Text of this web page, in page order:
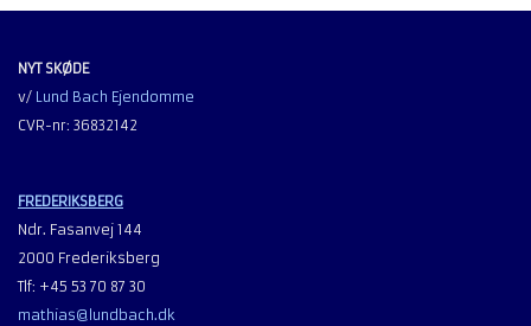
NYT SKØDE
v/ Lund Bach Ejendomme
CVR-nr: 36832142
FREDERIKSBERG
Ndr. Fasanvej 144
2000 Frederiksberg
Tlf: +45 53 70 87 30
mathias@lundbach.dk